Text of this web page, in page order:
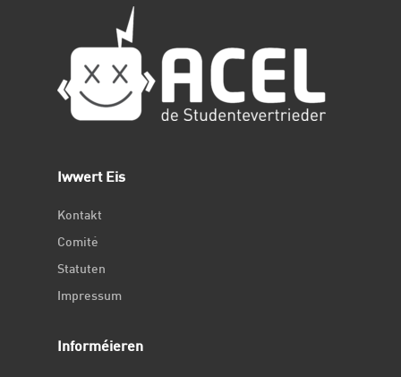
Iwwert Eis
Kontakt
Comité
Statuten
Impressum
Informéieren